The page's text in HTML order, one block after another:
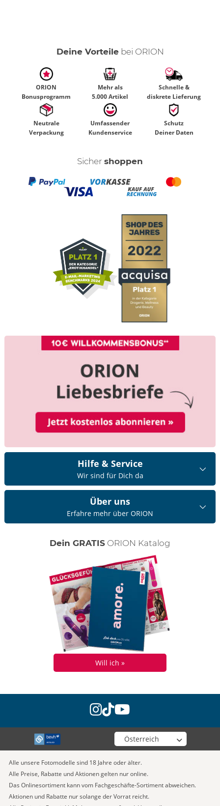
Deine Vorteilebei ORION
ORION
Bonusprogramm
Mehr als
5.000 Artikel
Schnelle &
diskrete Lieferung
Neutrale
Verpackung
Umfassender
Kundenservice
Schutz
Deiner Daten
Sicher shoppen
Hilfe & Service
Wir sind für Dich da
Über uns
Erfahre mehr über ORION
Dein GRATIS ORION Katalog
Will ich »
instagram
tiktok
youtube
Wähle deinen Shop
Alle unsere Fotomodelle sind 18 Jahre oder älter.
Alle Preise, Rabatte und Aktionen gelten nur online.
Das Onlinesortiment kann vom Fachgeschäfte-Sortiment abweichen.
Aktionen und Rabatte nur solange der Vorrat reicht.